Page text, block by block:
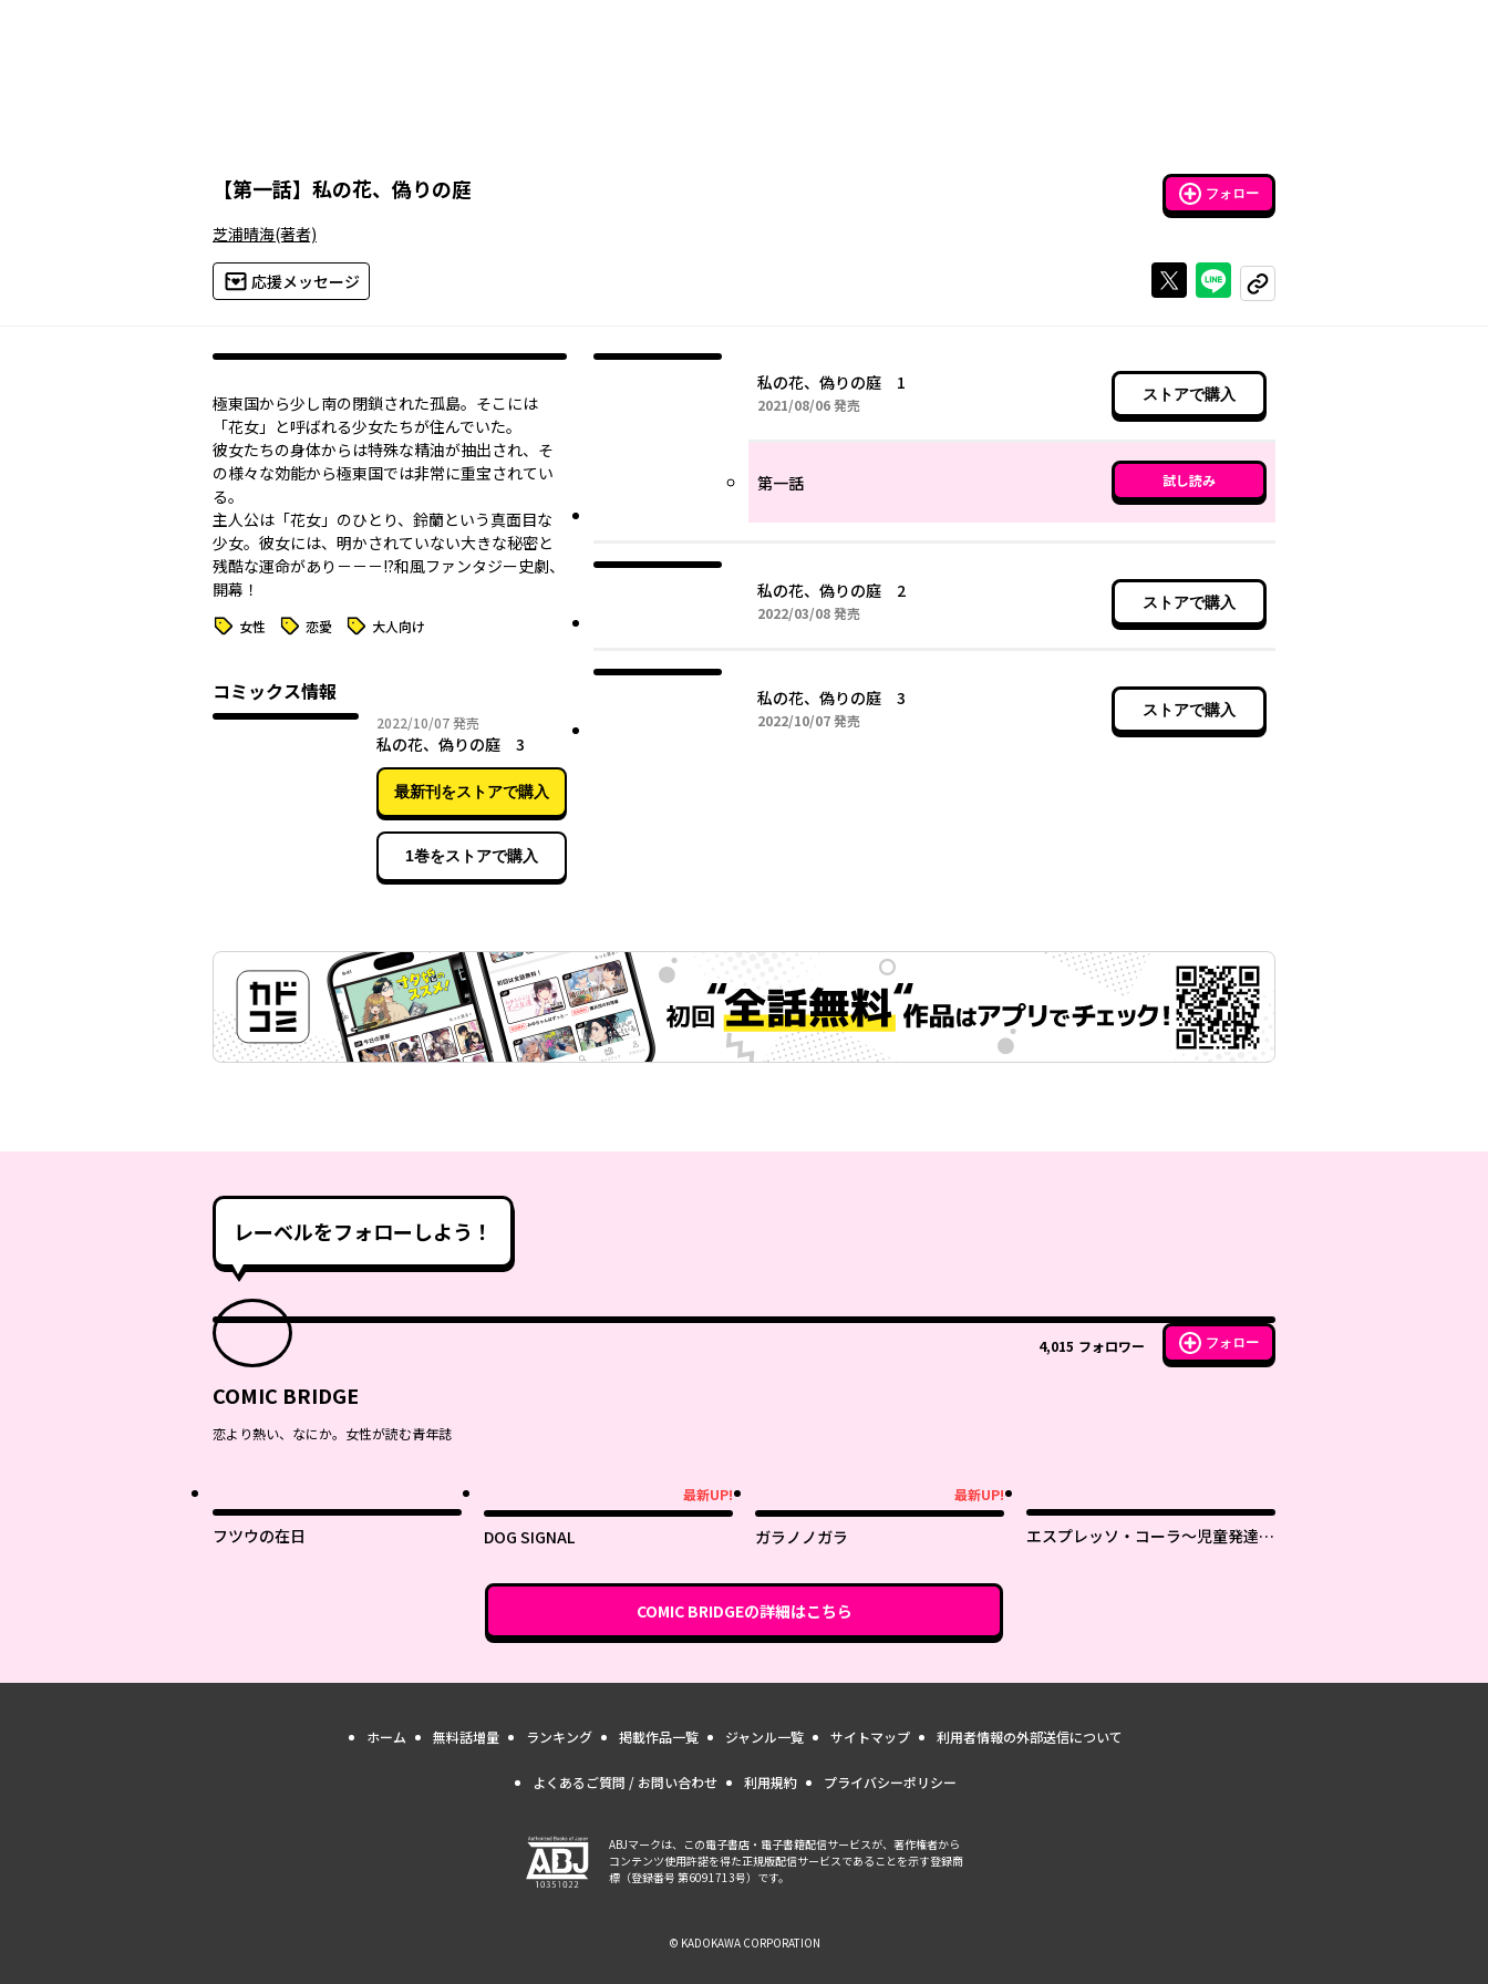
【第一話】 私の花、偽りの庭 フォロー
芝浦晴海(著者)
応援メッセージ Xで投稿するラインでシェアする
コピーする
極東国から少し南の閉鎖された孤島。そこには
「花女」と呼ばれる少女たちが住んでいた。
彼女たちの身体からは特殊な精油が抽出され、そ
の様々な効能から極東国では非常に重宝されてい
る。
主人公は「花女」のひとり、鈴蘭という真面目な
少女。彼女には、明かされていない大きな秘密と
残酷な運命があり－－－!?和風ファンタジー史劇、
開幕！
タグ 女性 タグ 恋愛 タグ 大人向け
コミックス情報
2022/10/072022年10月07日
発売
私の花、偽りの庭 3
最新刊をストアで購入
1巻をストアで購入
私の花、偽りの庭 1
2021/08/062021年08月06日
発売
ストアで購入
第一話 試し読み
私の花、偽りの庭 2
2022/03/082022年03月08日
発売
ストアで購入
私の花、偽りの庭 3
2022/10/072022年10月07日
発売
ストアで購入
レーベルをフォローしよう！
4,015 フォロワー フォロー
COMIC BRIDGE
恋より熱い、なにか。女性が読む青年誌
フツウの在日
最新UP!
DOG SIGNAL
最新UP!
ガラノノガラ
エスプレッソ・コーラ～児童発達支
COMIC BRIDGEの詳細はこちら
ホーム 無料話増量 ランキング 掲載作品一覧 ジャンル一覧 サイトマップ 利用者情報の外部送信について
よくあるご質問 / お問い合わせ 利用規約 プライバシーポリシー
ABJマークは、この電子書店・電子書籍配信サービスが、著作権者から
コンテンツ使用許諾を得た正規版配信サービスであることを示す登録商
標（登録番号 第6091713号）です。
© KADOKAWA CORPORATION